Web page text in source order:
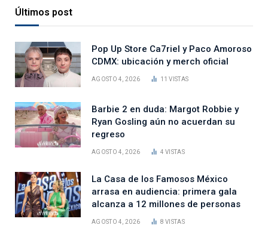
Últimos post
Pop Up Store Ca7riel y Paco Amoroso
CDMX: ubicación y merch oficial
AGOSTO 4, 2026 11VISTAS
Barbie 2 en duda: Margot Robbie y
Ryan Gosling aún no acuerdan su
regreso
AGOSTO 4, 2026 4VISTAS
La Casa de los Famosos México
arrasa en audiencia: primera gala
alcanza a 12 millones de personas
AGOSTO 4, 2026 8VISTAS